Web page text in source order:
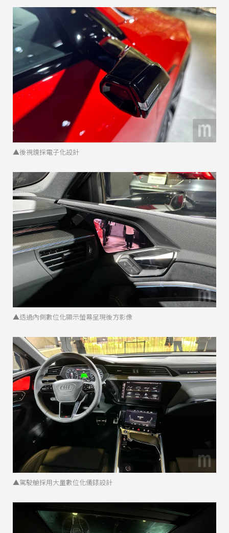
▲後視鏡採電子化設計
▲透過內側數位化顯示螢幕呈現後方影像
▲駕駛艙採用大量數位化儀錶設計